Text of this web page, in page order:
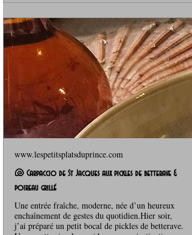
www.lespetitsplatsduprince.com
🐚 Carpaccio de St Jacques aux pickles de betterave &
poireau grillé
Une entrée fraîche, moderne, née d’un heureux
enchaînement de gestes du quotidien.Hier soir,
j’ai préparé un petit bocal de pickles de betterave.